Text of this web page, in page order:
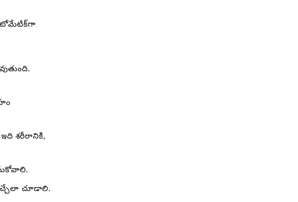
ఆటోమేటిక్‌గా
శరీరానికి,
చూడాలి.